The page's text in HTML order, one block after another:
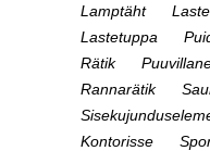
Lamptäht
Lastetuppa
Rätik
Rannarätik
Kontorisse